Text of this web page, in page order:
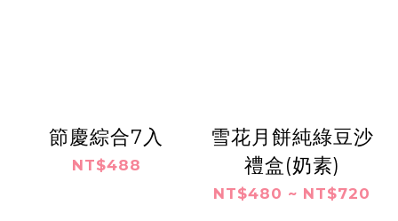
節慶綜合7入
NT$488
雪花月餅純綠豆沙
禮盒(奶素)
NT$480 ~ NT$720